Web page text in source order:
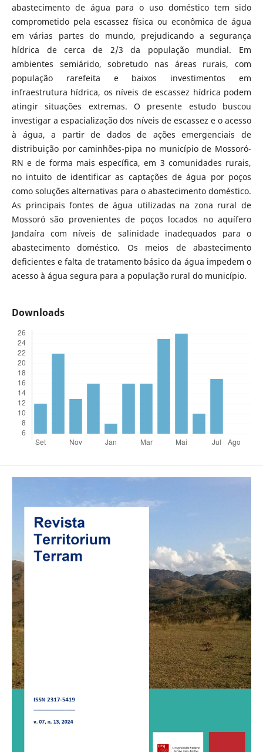
abastecimento de água para o uso doméstico tem sido
comprometido pela escassez física ou econômica de água
em várias partes do mundo, prejudicando a segurança
hídrica de cerca de 2/3 da população mundial. Em
ambientes semiárido, sobretudo nas áreas rurais, com
população rarefeita e baixos investimentos em
infraestrutura hídrica, os níveis de escassez hídrica podem
atingir situações extremas. O presente estudo buscou
investigar a espacialização dos níveis de escassez e o acesso
à água, a partir de dados de ações emergenciais de
distribuição por caminhões-pipa no município de Mossoró-
RN e de forma mais específica, em 3 comunidades rurais,
no intuito de identificar as captações de água por poços
como soluções alternativas para o abastecimento doméstico.
As principais fontes de água utilizadas na zona rural de
Mossoró são provenientes de poços locados no aquífero
Jandaíra com níveis de salinidade inadequados para o
abastecimento doméstico. Os meios de abastecimento
deficientes e falta de tratamento básico da água impedem o
acesso à água segura para a população rural do município.
Downloads